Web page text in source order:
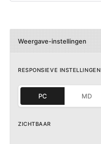
Weergave-instellingen
RESPONSIEVE INSTELLINGEN
PC MD
ZICHTBAAR